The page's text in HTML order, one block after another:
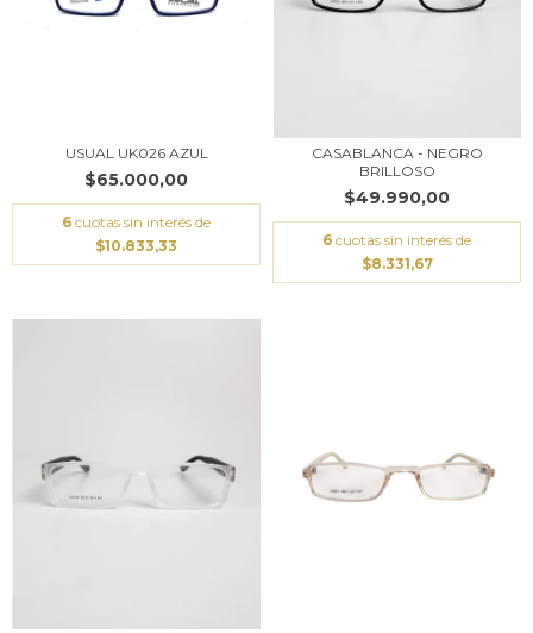
USUAL UK026 AZUL
$65.000,00
6 cuotas sin interés de
$10.833,33
CASABLANCA - NEGRO
BRILLOSO
$49.990,00
6 cuotas sin interés de
$8.331,67